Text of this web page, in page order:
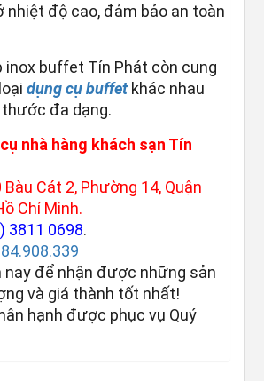
nhiệt độ cao, đảm bảo an toàn
inox buffet Tín Phát còn cung
dụng cụ buffetkhác nhau
đa dạng.
nhà hàng khách sạn Tín
Bàu Cát 2, Phường 14, Quận
Chí Minh.
3811 0698.
nay để nhận được những sản
và giá thành tốt nhất!
hạnh được phục vụ Quý